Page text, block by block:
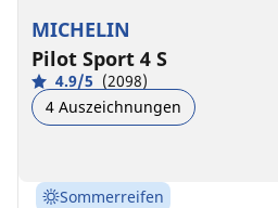
MICHELIN
Pilot Sport 4 S
4.9/5 (2098)
4 Auszeichnungen
Sommerreifen